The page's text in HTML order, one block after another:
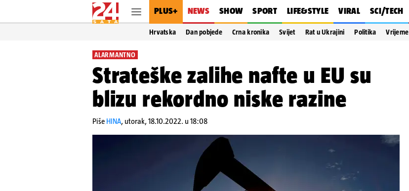
PLUS+ NEWS SHOW SPORT LIFE&STYLE VIRAL SCI/TECH
Hrvatska Dan pobjede Crna kronika Svijet Rat u Ukrajini Politika Vrijeme
ALARMANTNO
Strateške zalihe nafte u EU su
blizu rekordno niske razine
Piše HINA, utorak, 18.10.2022. u 18:08